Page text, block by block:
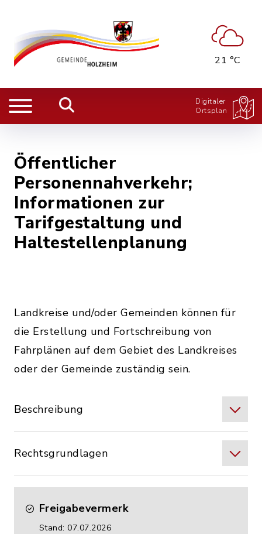
21 °C
Digitaler
Ortsplan
Öffentlicher
Personennahverkehr;
Informationen zur
Tarifgestaltung und
Haltestellenplanung
Landkreise und/oder Gemeinden können für
die Erstellung und Fortschreibung von
Fahrplänen auf dem Gebiet des Landkreises
oder der Gemeinde zuständig sein.
Beschreibung
Rechtsgrundlagen
Freigabevermerk
Stand: 07.07.2026